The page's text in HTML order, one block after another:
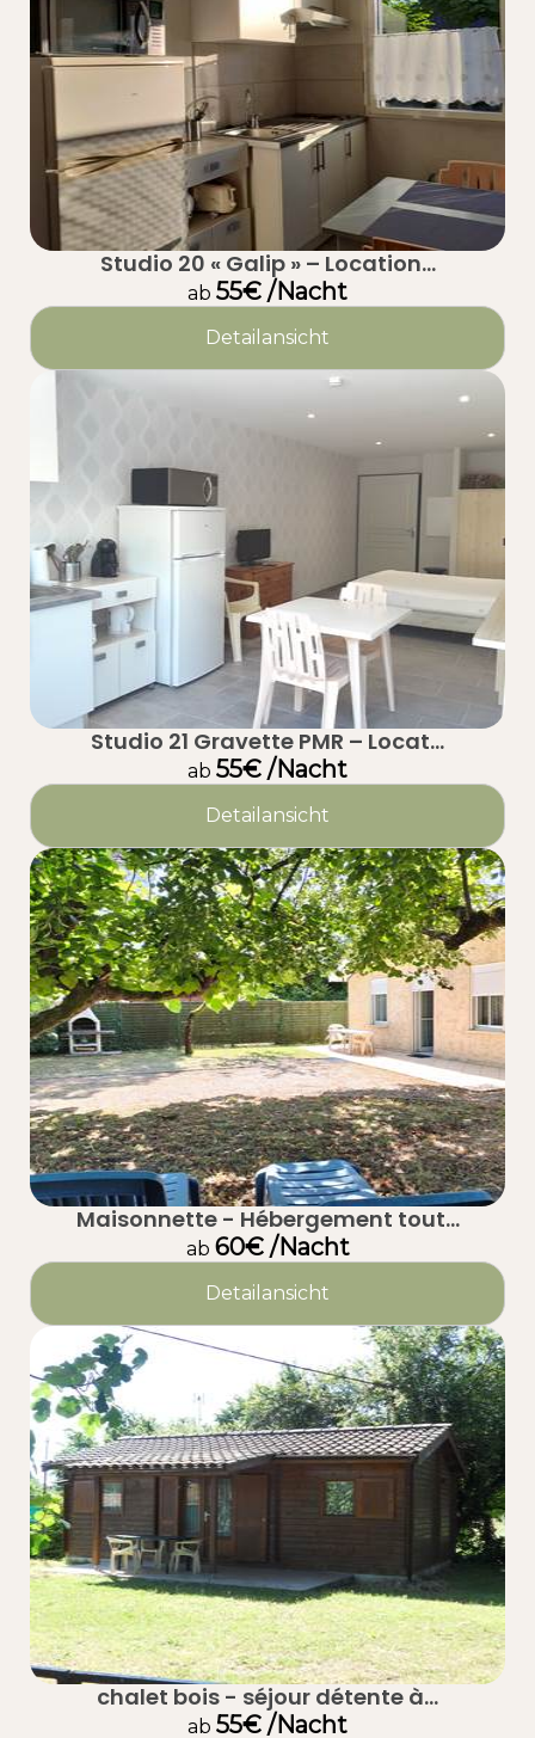
Studio 20 « Galip » – Location...
ab 55€ /Nacht
Detailansicht
Studio 21 Gravette PMR – Locat...
ab 55€ /Nacht
Detailansicht
Maisonnette - Hébergement tout...
ab 60€ /Nacht
Detailansicht
chalet bois - séjour détente à...
ab 55€ /Nacht